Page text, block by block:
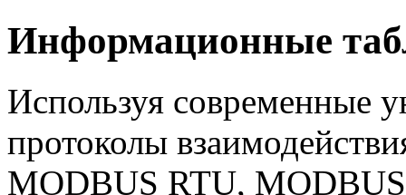
Информационные
Используя современные
протоколы
MODBUS RTU,